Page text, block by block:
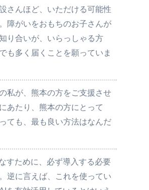
さんほど、いただける可能性
障がいをおもちのお子さんが
り合いが、いらっしゃる方
も多く届くことを願っていま
私が、熊本の方をご支援させ
あたり、熊本の方にとって
ても、最も良い方法はなんだ
すために、必ず導入する必要
逆に言えば、これを使ってい